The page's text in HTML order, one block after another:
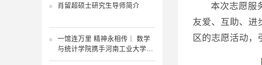
肖留超硕士研究生导师简介
一馆连万里 精神永相传｜ 数学
与统计学院携手河南工业大学档
案馆共探红色馆藏 共传长征精
本次志愿服
友爱、互助、进
区的志愿活动，